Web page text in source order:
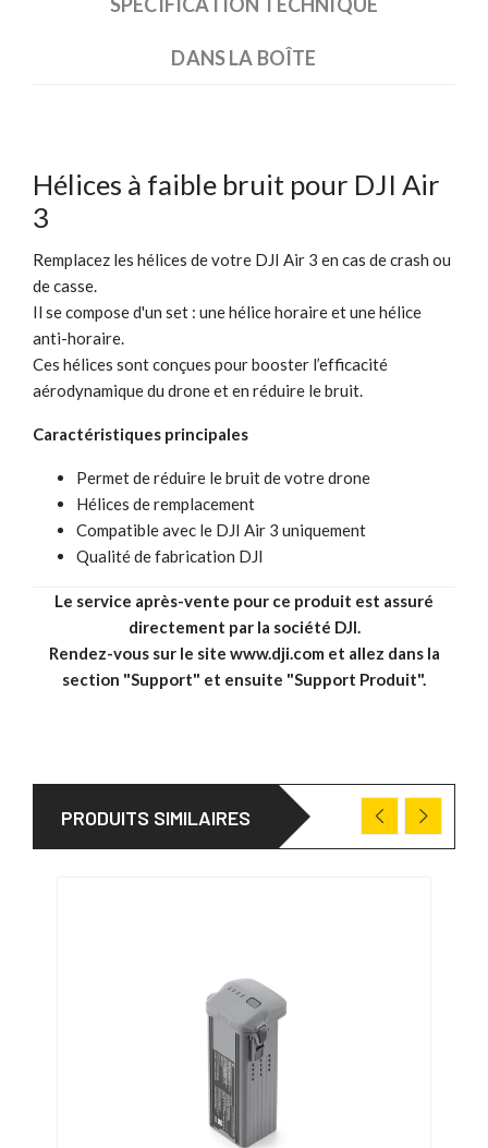
DANS LA BOÎTE
Hélices à faible bruit pour DJI Air
3
Remplacez les hélices de votre DJI Air 3 en cas de crash ou
de casse.
Il se compose d'un set : une hélice horaire et une hélice
anti-horaire.
Ces hélices sont conçues pour booster l’efficacité
aérodynamique du drone et en réduire le bruit.
Caractéristiques principales
Permet de réduire le bruit de votre drone
Hélices de remplacement
Compatible avec le DJI Air 3 uniquement
Qualité de fabrication DJI
Le service après-vente pour ce produit est assuré
directement par la société DJI.
Rendez-vous sur le site www.dji.com et allez dans la
section "Support" et ensuite "Support Produit".
PRODUITS SIMILAIRES